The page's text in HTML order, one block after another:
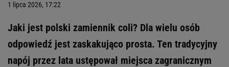
1 lipca 2026, 17:22
Jaki jest polski zamiennik coli? Dla wielu osób
odpowiedź jest zaskakująco prosta. Ten tradycyjny
napój przez lata ustępował miejsca zagranicznym